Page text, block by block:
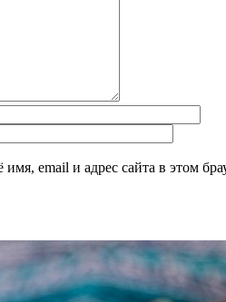
имя, email и адрес сайта в этом